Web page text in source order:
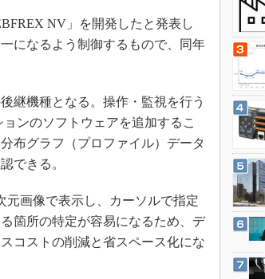
づくりワールド
ISO26262
無償設計ツール
デジタルツインとCAE
S＆OP
インダストリー4.0
イノベーション
製造業ビッグデータ
メイドインジャパン
植物工場
NV」を開発したと発表し
になるよう制御するもので、同年
継機種となる。操作・監視を行う
ンのソフトウェアを追加するこ
布グラフ（プロファイル）データ
できる。
画像で表示し、カーソルで指定
箇所の特定が容易になるため、デ
コストの削減と省スペース化にな